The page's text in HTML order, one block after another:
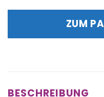
war:
ZUM
BESCHREIBUNG